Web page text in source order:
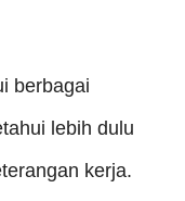
berbagai
lebih dulu
kerja.